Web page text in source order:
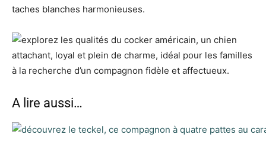
taches blanches harmonieuses.
A lire aussi…